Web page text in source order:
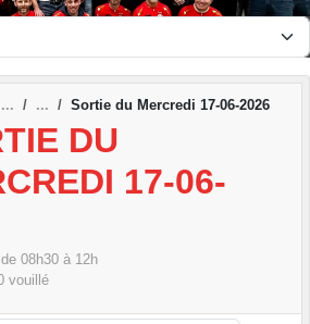
Sortie du Mercredi 17-06-2026
DU
17-06-
de 08h30 à 12h
vouillé